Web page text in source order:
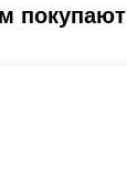
покупают